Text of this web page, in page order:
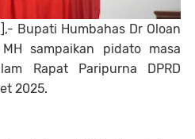
],- Bupati Humbahas Dr Oloan
sampaikan pidato masa
Rapat Paripurna DPRD
2025.